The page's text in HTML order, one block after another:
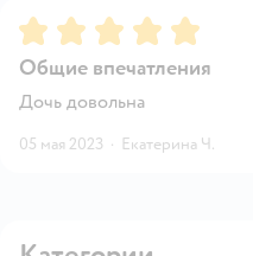
Рейтинг:5
Общие впечатления
Дочь довольна
05 мая 2023 · Екатерина Ч.